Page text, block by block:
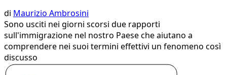
di Maurizio Ambrosini
Sono usciti nei giorni scorsi due rapporti
sull'immigrazione nel nostro Paese che aiutano a
comprendere nei suoi termini effettivi un fenomeno così
discusso